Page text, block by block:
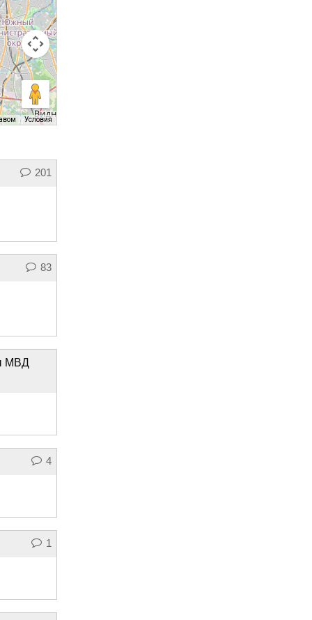
Условия
201
83
МВД
4
1